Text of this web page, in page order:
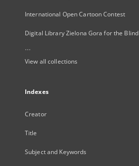
International Open Cartoon Contest
Digital Library Zielona Gora for the Blind
...
View all collections
Indexes
Creator
Title
Subject and Keywords